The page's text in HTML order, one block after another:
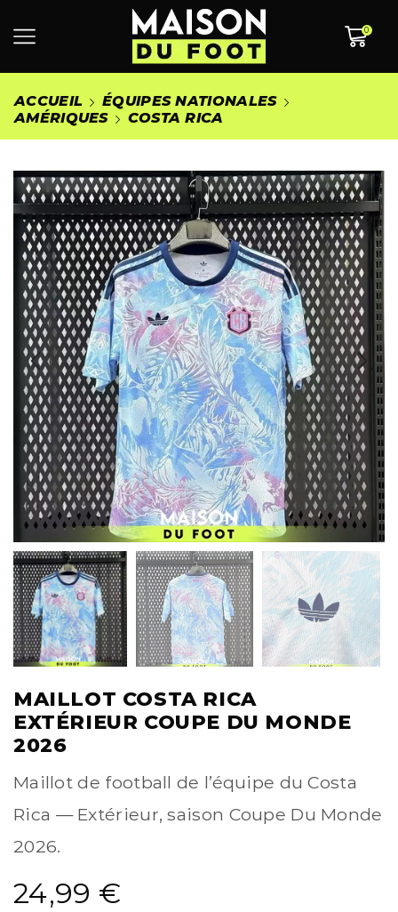
0
ACCUEIL
ÉQUIPES NATIONALES
AMÉRIQUES
COSTA RICA
MAILLOT COSTA RICA
EXTÉRIEUR COUPE DU MONDE
2026
Maillot de football de l’équipe du Costa
Rica — Extérieur, saison Coupe Du Monde
2026.
24,99 €